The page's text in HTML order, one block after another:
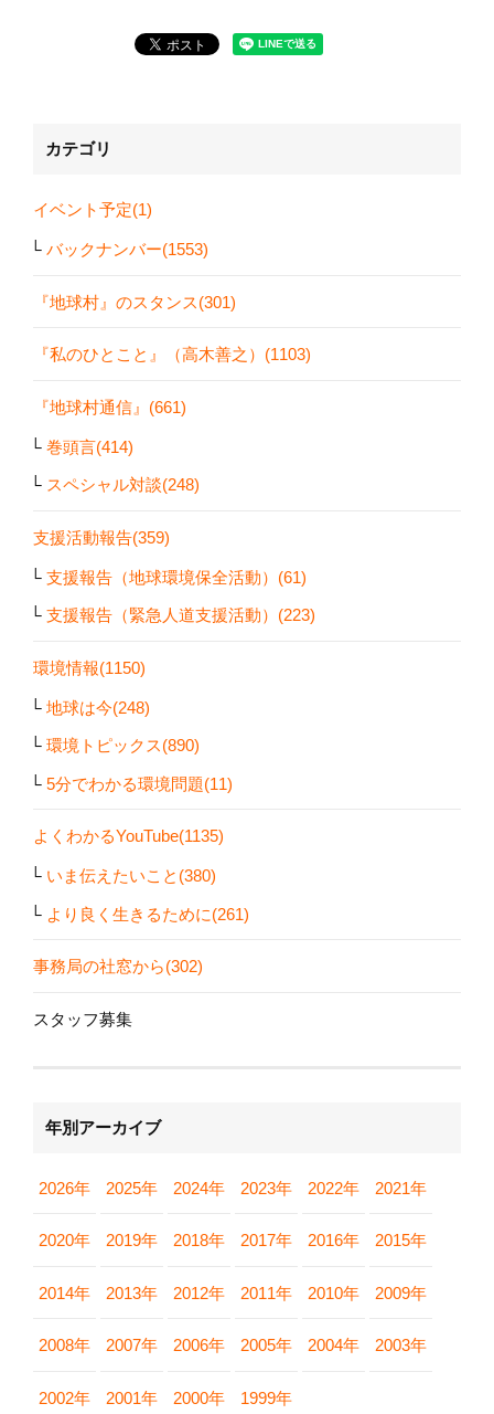
カテゴリ
イベント予定(1)
バックナンバー(1553)
『地球村』のスタンス(301)
『私のひとこと』（高木善之）(1103)
『地球村通信』(661)
巻頭言(414)
スペシャル対談(248)
支援活動報告(359)
支援報告（地球環境保全活動）(61)
支援報告（緊急人道支援活動）(223)
環境情報(1150)
地球は今(248)
環境トピックス(890)
5分でわかる環境問題(11)
よくわかるYouTube(1135)
いま伝えたいこと(380)
より良く生きるために(261)
事務局の社窓から(302)
スタッフ募集
年別アーカイブ
2026年 2025年 2024年 2023年 2022年 2021年
2020年 2019年 2018年 2017年 2016年 2015年
2014年 2013年 2012年 2011年 2010年 2009年
2008年 2007年 2006年 2005年 2004年 2003年
2002年 2001年 2000年 1999年